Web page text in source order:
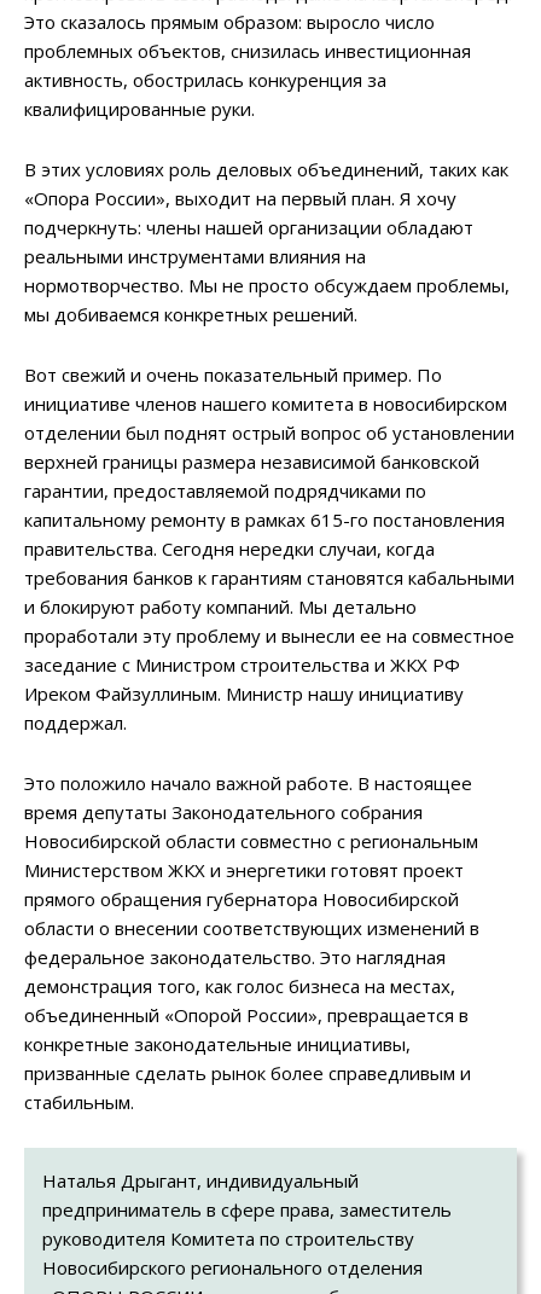
Это сказалось прямым образом: выросло число
проблемных объектов, снизилась инвестиционная
активность, обострилась конкуренция за
квалифицированные руки.
В этих условиях роль деловых объединений, таких как
«Опора России», выходит на первый план. Я хочу
подчеркнуть: члены нашей организации обладают
реальными инструментами влияния на
нормотворчество. Мы не просто обсуждаем проблемы,
мы добиваемся конкретных решений.
Вот свежий и очень показательный пример. По
инициативе членов нашего комитета в новосибирском
отделении был поднят острый вопрос об установлении
верхней границы размера независимой банковской
гарантии, предоставляемой подрядчиками по
капитальному ремонту в рамках 615-го постановления
правительства. Сегодня нередки случаи, когда
требования банков к гарантиям становятся кабальными
и блокируют работу компаний. Мы детально
проработали эту проблему и вынесли ее на совместное
заседание с Министром строительства и ЖКХ РФ
Иреком Файзуллиным. Министр нашу инициативу
поддержал.
Это положило начало важной работе. В настоящее
время депутаты Законодательного собрания
Новосибирской области совместно с региональным
Министерством ЖКХ и энергетики готовят проект
прямого обращения губернатора Новосибирской
области о внесении соответствующих изменений в
федеральное законодательство. Это наглядная
демонстрация того, как голос бизнеса на местах,
объединенный «Опорой России», превращается в
конкретные законодательные инициативы,
призванные сделать рынок более справедливым и
стабильным.
Наталья Дрыгант, индивидуальный
предприниматель в сфере права, заместитель
руководителя Комитета по строительству
Новосибирского регионального отделения